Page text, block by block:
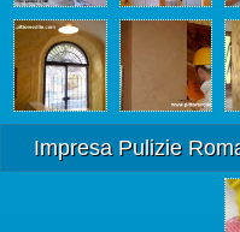
Impresa Pulizie